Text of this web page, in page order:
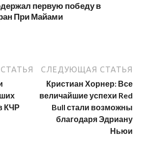
первую победу в
При Майами
КЧР
СЛЕДУЮЩАЯ СТАТЬЯ
Кристиан Хорнер: Все
величайшие успехи Red
Bull стали возможны
благодаря Эдриану
Ньюи